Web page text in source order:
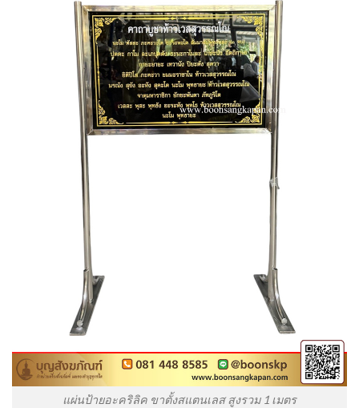
แผ่นป้ายอะคริลิค ขาตั้งสแตนเลส สูงรวม 1 เมตร